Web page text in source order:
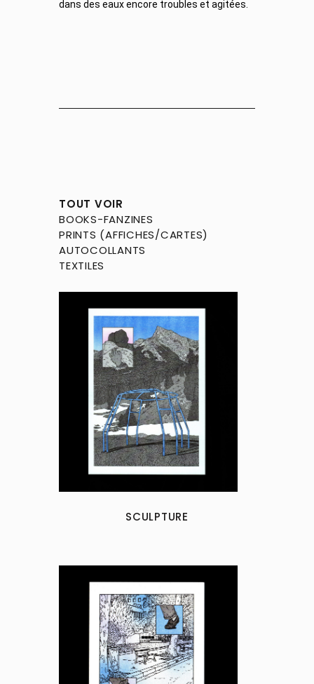
dans des eaux encore troubles et agitées.
TOUT VOIR
BOOKS-FANZINES
PRINTS (AFFICHES/CARTES)
AUTOCOLLANTS
TEXTILES
SCULPTURE